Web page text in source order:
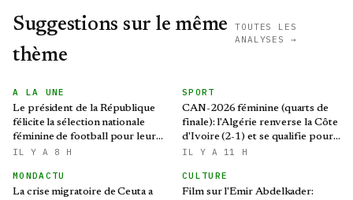
Suggestions sur le même
thème
TOUTES LES
ANALYSES →
A LA UNE
Le président de la République
félicite la sélection nationale
féminine de football pour leur
qualification au Mondial 2027 et
IL Y A 8 H
SPORT
CAN-2026 féminine (quarts de
finale): l'Algérie renverse la Côte
d'Ivoire (2-1) et se qualifie pour
le Mondial brésilien
IL Y A 11 H
MONDACTU
La crise migratoire de Ceuta a
CULTURE
Film sur l'Emir Abdelkader: